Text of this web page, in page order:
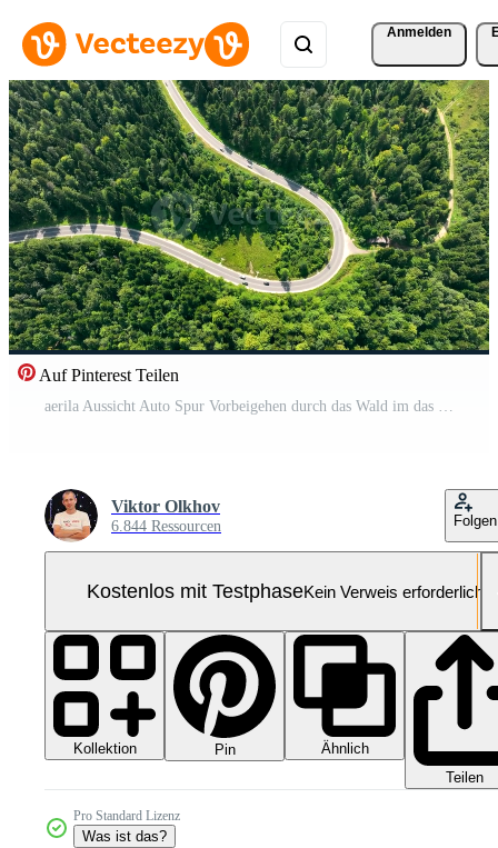
Anmelden
Auf Pinterest Teilen
aerila Aussicht Auto Spur Vorbeigehen durch das Wald im das Berge. Serpentin Straße und Autos gehen bergauf. ein Straße im das Berge und im ein dicht Grün Wald auf ein sonnig Tag. Pro Video
Viktor Olkhov
6.844 Ressourcen Folgen
Kostenlos mit TestphaseKein Verweis erforderlich
Kollektion Pin
Ähnlich
Teilen
Pro Standard Lizenz
Was ist das?